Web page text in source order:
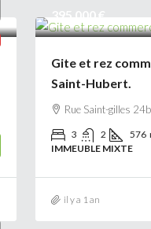
395 000 €
Gite et rez
Saint-Hubert.
Rue Saint-gilles
3 2 576
IMMEUBLE MIXTE
il y a 1 an